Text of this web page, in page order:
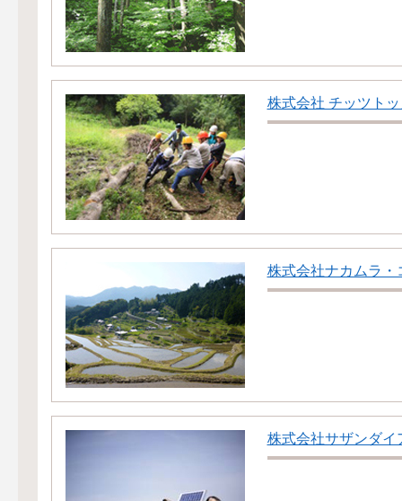
株式会社 チッツト
株式会社ナカムラ・
株式会社サザンダイ